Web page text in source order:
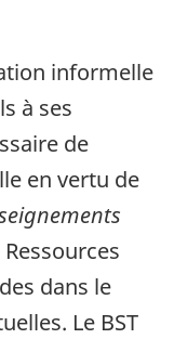
informelle
à ses
de
en vertu de
dans le
Le BST